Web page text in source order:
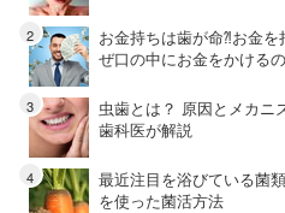
お金持ちは歯が命⁈お金
ぜ口の中にお金をかける
虫歯とは？ 原因とメカニ
歯科医が解説
最近注目を浴びている菌
を使った菌活方法